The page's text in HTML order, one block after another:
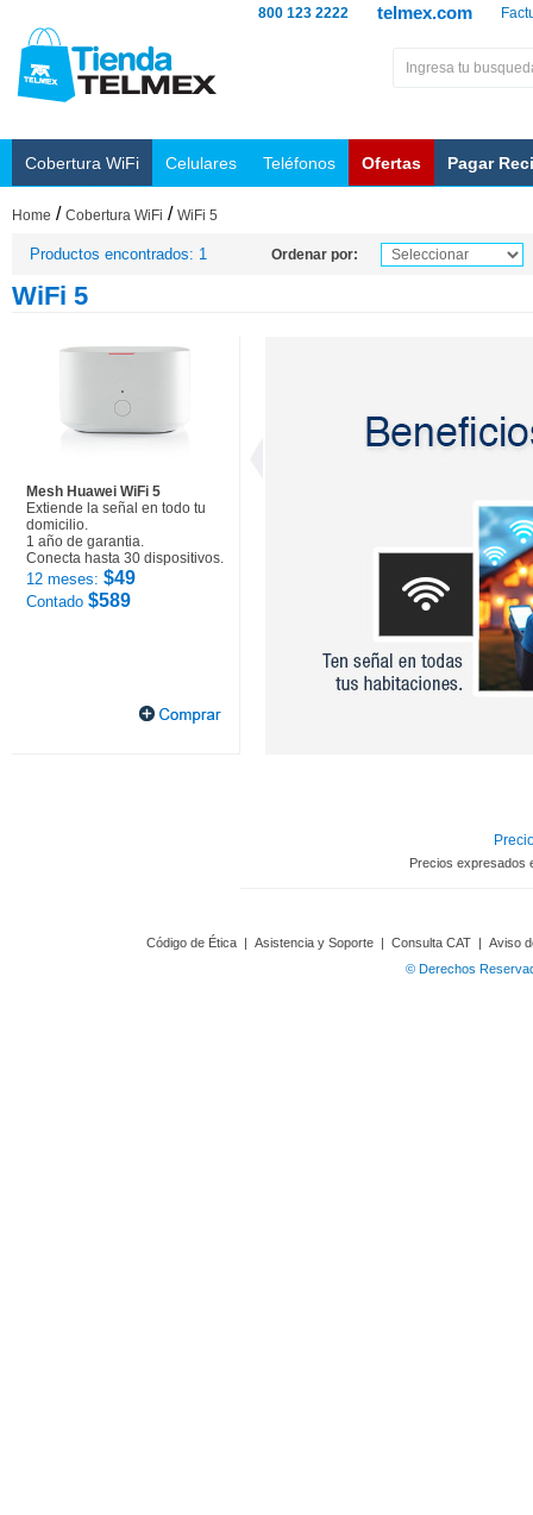
telmex.com
800 123 2222
Cobertura WiFi Celulares Teléfonos Ofertas Pagar
Home / Cobertura WiFi / WiFi 5
Productos encontrados: 1 Ordenar por:
WiFi 5
Mesh Huawei WiFi 5
Extiende la señal en todo tu
domicilio.
1 año de garantia.
Conecta hasta 30 dispositivos.
12 meses: $49
Contado $589
Precios expresados
Código de Ética | Asistencia y Soporte | Consulta CAT | Aviso
© Derechos